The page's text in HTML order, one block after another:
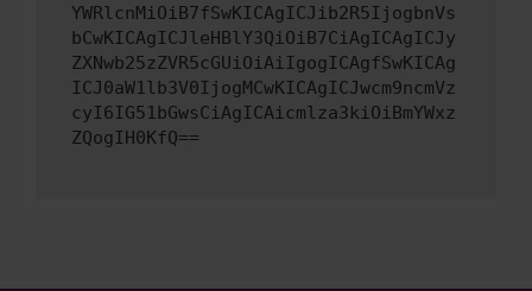
YWRlcnMiOiB7fSwKICAgICJib2R5IjogbnVs
bCwKICAgICJleHBlY3QiOiB7CiAgICAgICJy
ZXNwb25zZVR5cGUiOiAiIgogICAgfSwKICAg
ICJ0aW1lb3V0IjogMCwKICAgICJwcm9ncmVz
cyI6IG51bGwsCiAgICAicmlza3kiOiBmYWxz
ZQogIH0KfQ==